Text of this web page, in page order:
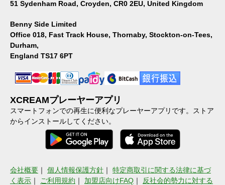
51 Sydenham Road, Croyden, CR0 2EU, United Kingdom
Benny Side Limited
Office 018, Fast Track House, Thornaby, Stockton-on-Tees,
Durham,
England TS17 6PT
XCREAMプレーヤーアプリ
スマートフォンでの再生に便利なプレーヤーアプリです。ストア
からインストールしてください。
会社概要 ｜ 個人情報保護方針 ｜ 特定商取引に関する法律に基づ
く表示 ｜ ご利用規約 ｜ 加盟店向けFAQ ｜ 反社会的勢力に対する